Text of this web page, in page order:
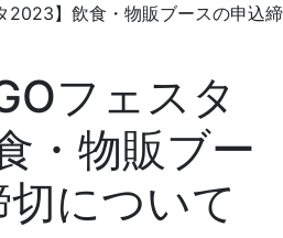
2023】飲食・物販ブースの申込締
フェスタ
・物販ブー
について